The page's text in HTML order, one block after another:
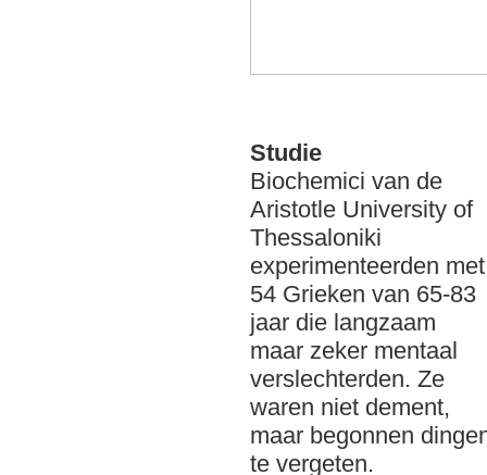
Studie
Biochemici van de
Aristotle University of
Thessaloniki
experimenteerden met
54 Grieken van 65-83
jaar die langzaam
maar zeker mentaal
verslechterden. Ze
waren niet dement,
maar begonnen
te vergeten.